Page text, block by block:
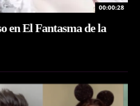
00:00:28
en El Fantasma de la